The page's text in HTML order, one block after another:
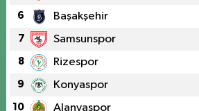
6 Başakşehir
7 Samsunspor
8 Rizespor
9 Konyaspor
10 Alanyaspor